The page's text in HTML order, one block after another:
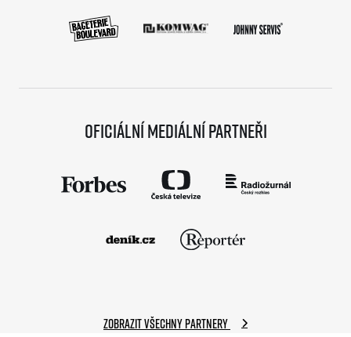
Oficiální mediální partneři
Zobrazit všechny partnery